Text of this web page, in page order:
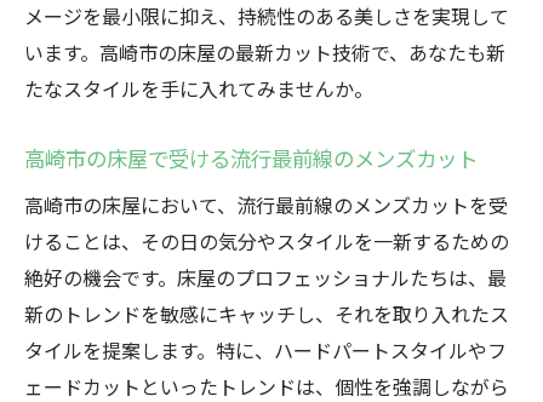
メージを最小限に抑え、持続性のある美しさを実現して
います。高崎市の床屋の最新カット技術で、あなたも新
たなスタイルを手に入れてみませんか。
高崎市の床屋で受ける流行最前線のメンズカット
高崎市の床屋において、流行最前線のメンズカットを受
けることは、その日の気分やスタイルを一新するための
絶好の機会です。床屋のプロフェッショナルたちは、最
新のトレンドを敏感にキャッチし、それを取り入れたス
タイルを提案します。特に、ハードパートスタイルやフ
ェードカットといったトレンドは、個性を強調しながら